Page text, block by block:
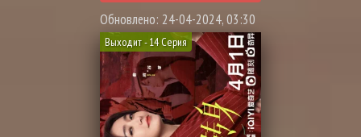
Обновлено: 24-04-2024, 03:30
Выходит - 14 Серия